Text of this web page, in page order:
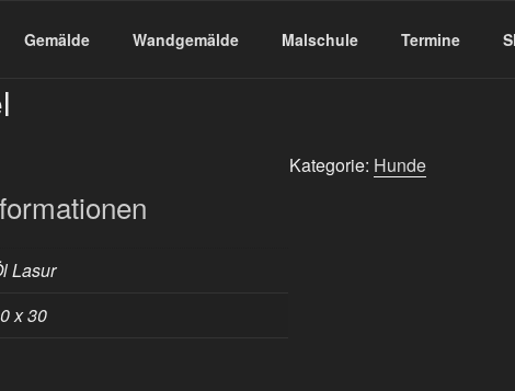
Gemälde Wandgemälde Malschule Termine
Kategorie: Hunde
Lasur
x 30